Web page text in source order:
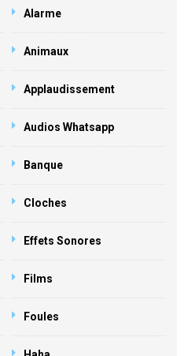
Alarme
Animaux
Applaudissement
Audios Whatsapp
Banque
Cloches
Effets Sonores
Films
Foules